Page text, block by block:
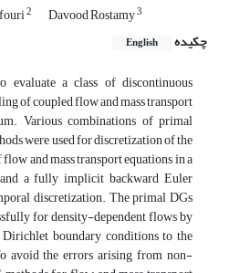
2 Davood Rostamy3
چکیده English
evaluate a class of discontinuous
of coupled flow and mass transport
Various combinations of primal
were used for discretization of the
and mass transport equations in a
a fully implicit backward Euler
discretization. The primal DGs
for density-dependent flows by
boundary conditions to the
avoid the errors arising from non-